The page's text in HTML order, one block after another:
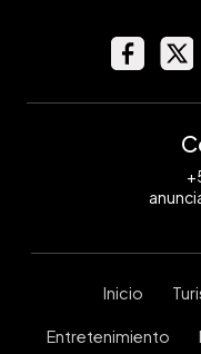
Inicio
Entretenimiento